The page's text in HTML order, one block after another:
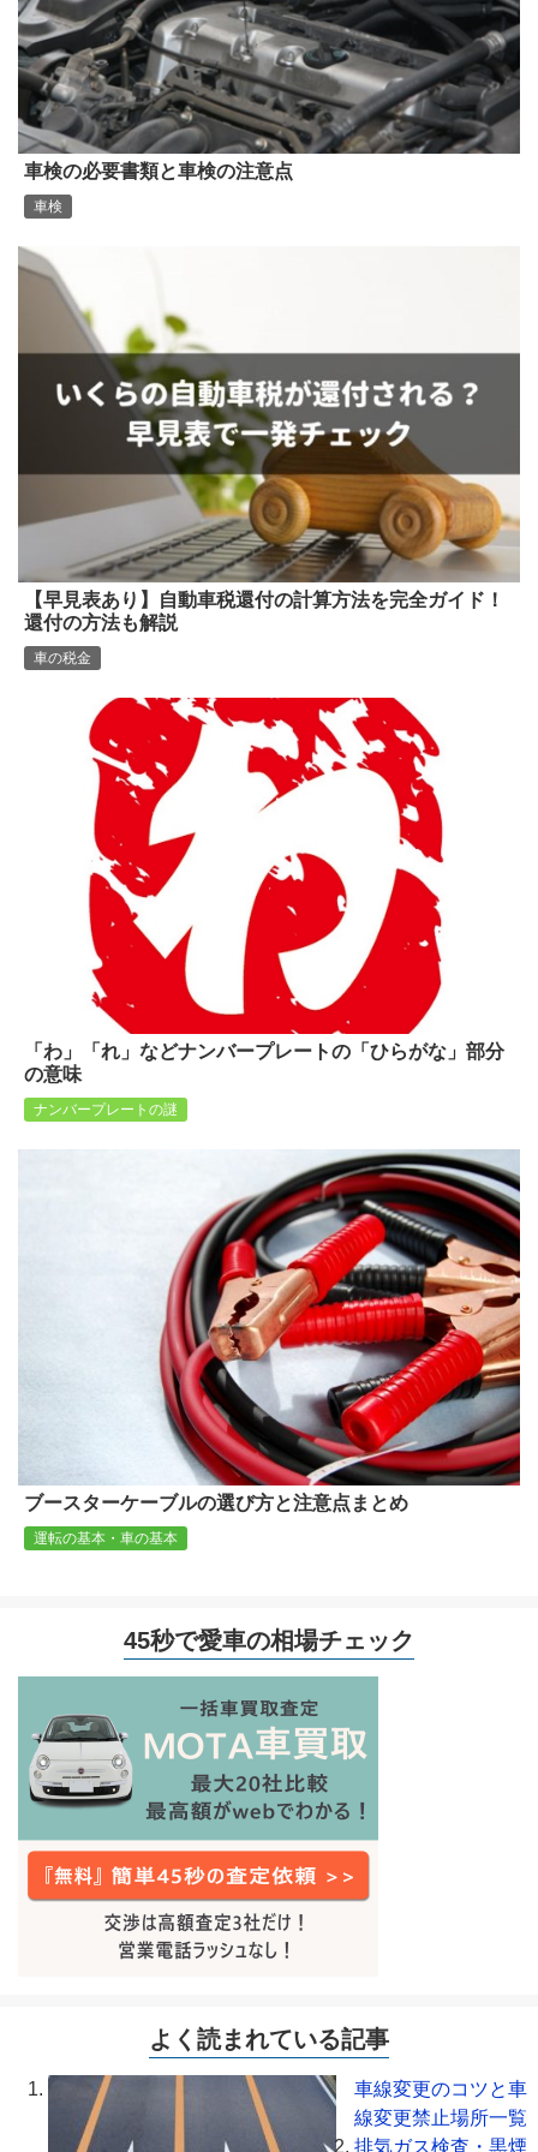
車検の必要書類と車検の注意点
車検
【早見表あり】自動車税還付の計算方法を完全ガイド！
還付の方法も解説
車の税金
「わ」「れ」などナンバープレートの「ひらがな」部分
の意味
ナンバープレートの謎
ブースターケーブルの選び方と注意点まとめ
運転の基本・車の基本
45秒で愛車の相場チェック
よく読まれている記事
車線変更のコツと車
線変更禁止場所一覧
排気ガス検査・黒煙